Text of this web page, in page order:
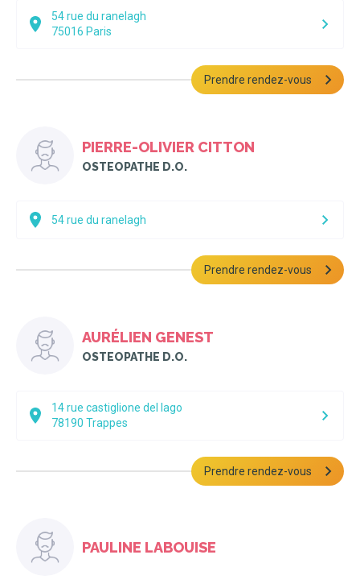
54 rue du ranelagh
75016 Paris
Prendre rendez-vous
PIERRE-OLIVIER CITTON
OSTEOPATHE D.O.
54 rue du ranelagh
Prendre rendez-vous
AURÉLIEN GENEST
OSTEOPATHE D.O.
14 rue castiglione del lago
78190 Trappes
Prendre rendez-vous
PAULINE LABOUISE